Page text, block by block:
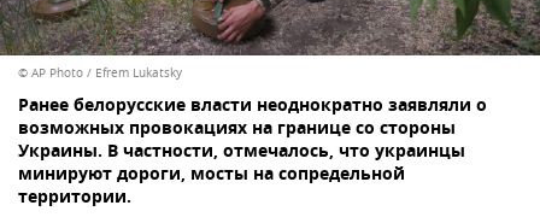
© AP Photo / Efrem Lukatsky
Ранее белорусские власти неоднократно заявляли о
возможных провокациях на границе со стороны
Украины. В частности, отмечалось, что украинцы
минируют дороги, мосты на сопредельной
территории.